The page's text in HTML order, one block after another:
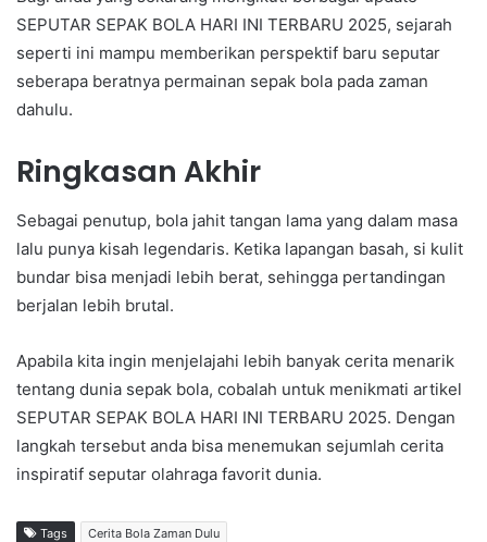
SEPUTAR SEPAK BOLA HARI INI TERBARU 2025, sejarah
seperti ini mampu memberikan perspektif baru seputar
seberapa beratnya permainan sepak bola pada zaman
dahulu.
Ringkasan Akhir
Sebagai penutup, bola jahit tangan lama yang dalam masa
lalu punya kisah legendaris. Ketika lapangan basah, si kulit
bundar bisa menjadi lebih berat, sehingga pertandingan
berjalan lebih brutal.
Apabila kita ingin menjelajahi lebih banyak cerita menarik
tentang dunia sepak bola, cobalah untuk menikmati artikel
SEPUTAR SEPAK BOLA HARI INI TERBARU 2025. Dengan
langkah tersebut anda bisa menemukan sejumlah cerita
inspiratif seputar olahraga favorit dunia.
Tags Cerita Bola Zaman Dulu